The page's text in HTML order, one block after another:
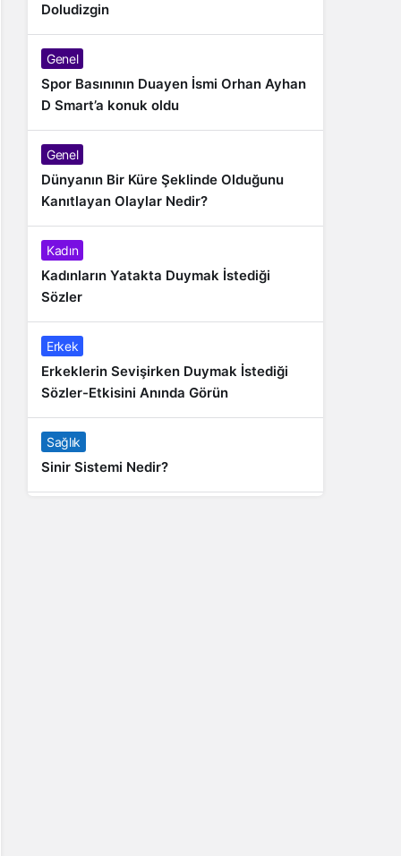
Doludizgin
Genel
Spor Basınının Duayen İsmi Orhan Ayhan
D Smart’a konuk oldu
Genel
Dünyanın Bir Küre Şeklinde Olduğunu
Kanıtlayan Olaylar Nedir?
Kadın
Kadınların Yatakta Duymak İstediği
Sözler
Erkek
Erkeklerin Sevişirken Duymak İstediği
Sözler-Etkisini Anında Görün
Sağlık
Sinir Sistemi Nedir?